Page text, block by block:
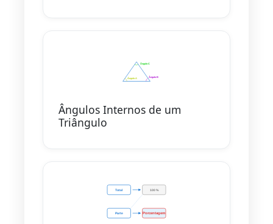
Ângulos Internos de um
Triângulo